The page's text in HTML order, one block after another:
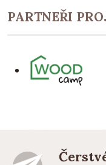
PARTNEŘI